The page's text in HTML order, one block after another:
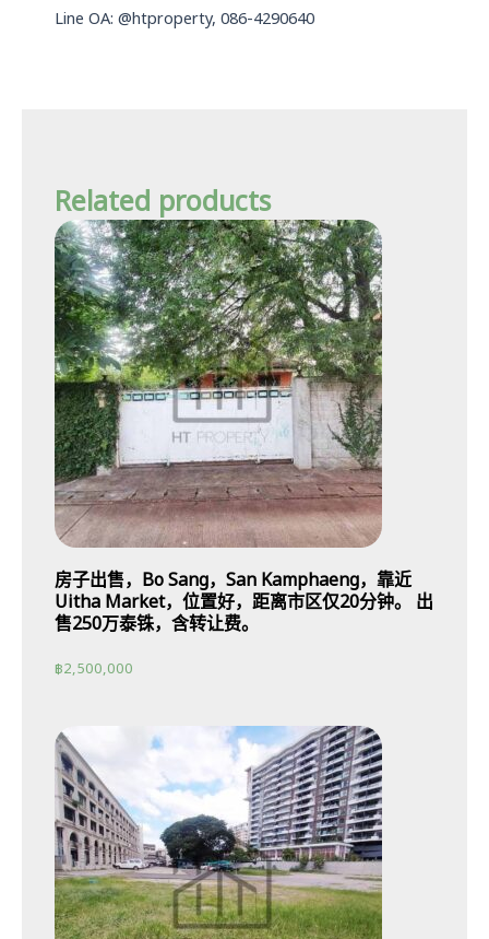
Line OA: @htproperty, 086-4290640
Related products
房子出售，Bo Sang，San Kamphaeng，靠近
Uitha Market，位置好，距离市区仅20分钟。 出
售250万泰铢，含转让费。
฿2,500,000